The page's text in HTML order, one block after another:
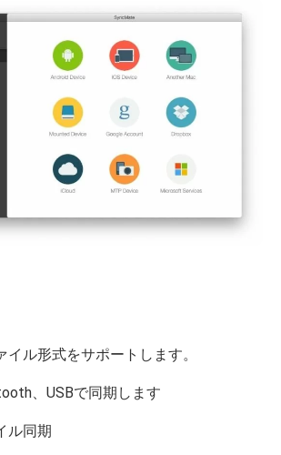
イル形式をサポートします。
、USBで同期します
ル同期